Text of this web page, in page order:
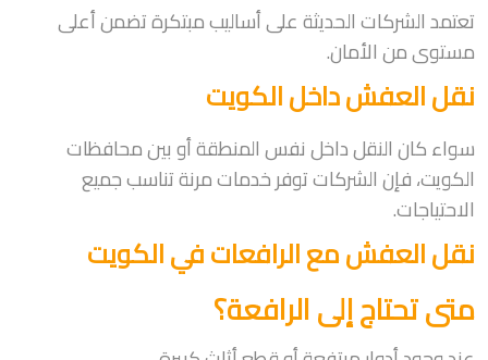
تعتمد الشركات الحديثة على أساليب مبتكرة تضمن أعلى
مستوى من الأمان.
نقل العفش داخل الكويت
سواء كان النقل داخل نفس المنطقة أو بين محافظات
الكويت، فإن الشركات توفر خدمات مرنة تناسب جميع
الاحتياجات.
نقل العفش مع الرافعات في الكويت
متى تحتاج إلى الرافعة؟